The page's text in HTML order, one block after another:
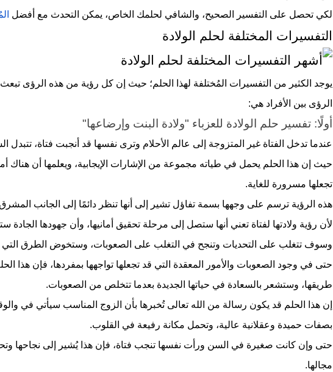
لكي تحصل على التفسير الصحيح، والشافي لحلمك الخاص، يمكن التحدث مع أفضل
التفسيرات المختلفة لحلم الولادة
يوجد الكثير من التفسيرات المُختلفة لهذا الحلم؛ حيث إن كل رؤية من هذه الرؤى
الرؤى بين الأفراد هي:
أولًا: تفسير حلم الولادة للعزباء "ولادة البنت وإرضاعها"
عندما تدخل الفتاة غير المتزوجة إلى عالم الأحلام وترى نفسها قد أنجبت فتاة، تتبدل
حيث إن هذا الحلم يحمل في طياته مجموعة من الإشارات الإيجابية، ويعلمها أن هناك
تجعلها مسرورة للغاية.
هذه الرؤية ترسم على وجهها بسمة تفاؤل تشير إلى أنها تنظر دائمًا إلى الجانب
لأن رؤية ولادتها لفتاة تعني أنها ستصل إلى مرحلة تحقيق أمانيها، وأن جهودها الجادة
وسوف تتغلب على التحديات وتنجح في التغلب على الصعوبات، وستخوض الطرق التي
حتى في وجود الصعوبات والأمور المعقدة التي قد تجعلها تواجهها بمفردها، فإن هذا
طريقها، وستشعر بالسعادة في حياتها الجديدة بعدما تتخلص من الصعوبات.
إن هذا الحلم قد يكون رسالة من الله تعالى تُخبرها بأن الزوج المناسب سيأتي في
بصفات حميدة وعقلانية عالية، وتحمل مكانة رفيعة في القلوب.
حتى وإن كانت صغيرة في السن ورأت نفسها تنجب فتاة، فإن هذا يُشير إلى نجاحها
مجالها.